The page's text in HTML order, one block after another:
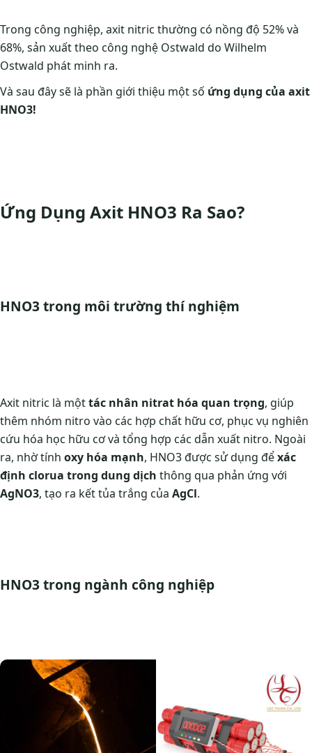
Trong công nghiệp, axit nitric thường có nồng độ 52% và
68%, sản xuất theo công nghệ Ostwald do Wilhelm
Ostwald phát minh ra.
Và sau đây sẽ là phần giới thiệu một số ứng dụng của axit
HNO3!
Ứng Dụng Axit HNO3 Ra Sao?
HNO3 trong môi trường thí nghiệm
Axit nitric là mộttác nhân nitrat hóa quan trọng, giúp
thêm nhóm nitro vào các hợp chất hữu cơ, phục vụ nghiên
cứu hóa học hữu cơ và tổng hợp các dẫn xuất nitro. Ngoài
ra, nhờ tính oxy hóa mạnh, HNO3 được sử dụng đểxác
định clorua trong dung dịch thông qua phản ứng với
AgNO3, tạo ra kết tủa trắng của AgCl.
HNO3 trong ngành công nghiệp